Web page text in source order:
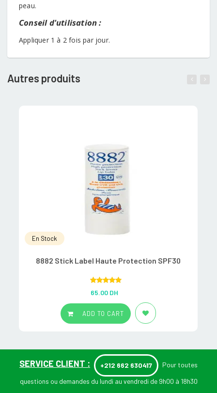
peau.
Conseil d'utilisation :
Appliquer 1 à 2 fois par jour.
Autres produits
En Stock
8882 Stick Label Haute Protection SPF30
out of 5
65.00 DH
ADD TO CART
SERVICE CLIENT : +212 662 630417 Pour toutes
questions ou demandes du lundi au vendredi de 9h00 à 18h30